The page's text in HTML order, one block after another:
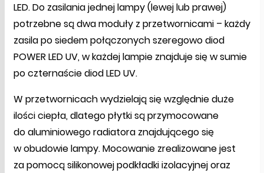
LED. Do zasilania jednej lampy (lewej lub prawej)
potrzebne są dwa moduły z przetwornicami – każdy
zasila po siedem połączonych szeregowo diod
POWER LED UV, w każdej lampie znajduje się w sumie
po czternaście diod LED UV.
W przetwornicach wydzielają się względnie duże
ilości ciepła, dlatego płytki są przymocowane
do aluminiowego radiatora znajdującego się
w obudowie lampy. Mocowanie zrealizowane jest
za pomocą silikonowej podkładki izolacyjnej oraz